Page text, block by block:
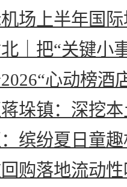
场上半年国
｜把“关键小
心动榜酒
垛镇：深挖
缤纷夏日童
购落地流动